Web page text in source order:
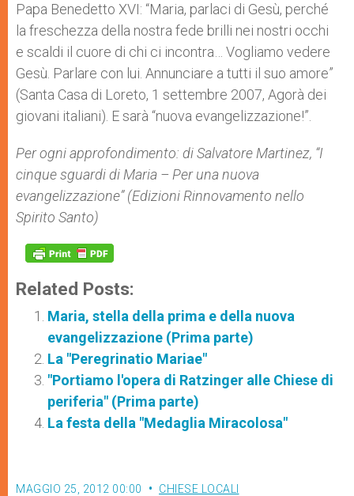
Papa Benedetto XVI: “Maria, parlaci di Gesù, perché
la freschezza della nostra fede brilli nei nostri occhi
e scaldi il cuore di chi ci incontra… Vogliamo vedere
Gesù. Parlare con lui. Annunciare a tutti il suo amore”
(Santa Casa di Loreto, 1 settembre 2007, Agorà dei
giovani italiani). E sarà “nuova evangelizzazione!”.
Per ogni approfondimento: di Salvatore Martinez, “I
cinque sguardi di Maria – Per una nuova
evangelizzazione” (Edizioni Rinnovamento nello
Spirito Santo)
Related Posts:
Maria, stella della prima e della nuova
evangelizzazione (Prima parte)
La "Peregrinatio Mariae"
"Portiamo l'opera di Ratzinger alle Chiese di
periferia" (Prima parte)
La festa della "Medaglia Miracolosa"
MAGGIO 25, 2012 00:00 CHIESE LOCALI